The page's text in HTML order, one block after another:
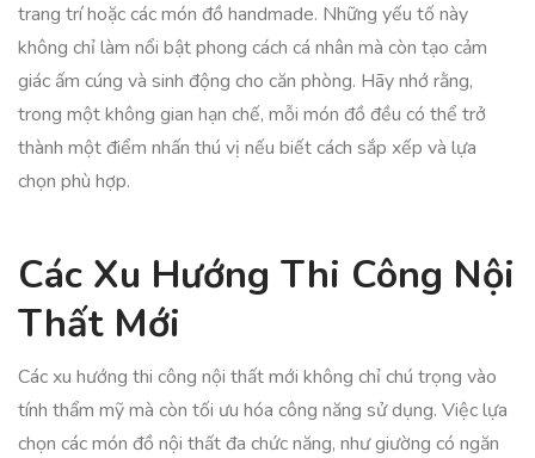
trang trí hoặc các món đồ handmade. Những yếu tố này
không chỉ làm nổi bật phong cách cá nhân mà còn tạo cảm
giác ấm cúng và sinh động cho căn phòng. Hãy nhớ rằng,
trong một không gian hạn chế, mỗi món đồ đều có thể trở
thành một điểm nhấn thú vị nếu biết cách sắp xếp và lựa
chọn phù hợp.
Các Xu Hướng Thi Công Nội
Thất Mới
Các xu hướng thi công nội thất mới không chỉ chú trọng vào
tính thẩm mỹ mà còn tối ưu hóa công năng sử dụng. Việc lựa
chọn các món đồ nội thất đa chức năng, như giường có ngăn